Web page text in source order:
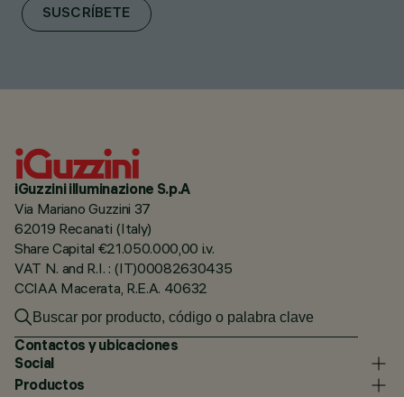
SUSCRÍBETE
iGuzzini illuminazione S.p.A
Via Mariano Guzzini 37
62019 Recanati (Italy)
Share Capital €21.050.000,00 i.v.
VAT N. and R.I. : (IT)00082630435
CCIAA Macerata, R.E.A. 40632
Contactos y ubicaciones
Social
Productos